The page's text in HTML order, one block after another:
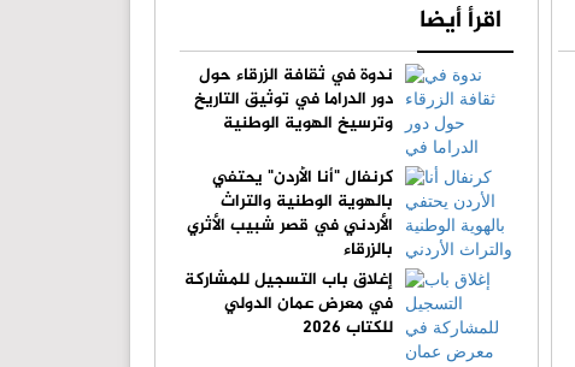
اقرأ أيضا
ندوة في ثقافة الزرقاء حول
دور الدراما في توثيق التاريخ
وترسيخ الهوية الوطنية
كرنفال "أنا الأردن" يحتفي
بالهوية الوطنية والتراث
الأردني في قصر شبيب الأثري
بالزرقاء
إغلاق باب التسجيل للمشاركة
في معرض عمان الدولي
للكتاب 2026